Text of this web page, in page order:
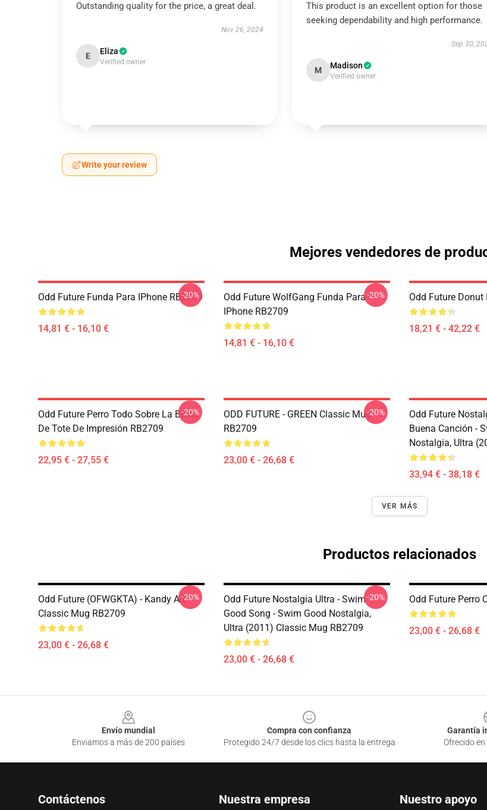
Outstanding quality for the price, a great deal.
Nov 26, 2024
E Eliza
Verified owner
This product is an excellent option for those
seeking dependability and high performance.
Sep 30,
M Madison
Verified owner
Write your review
Mejores vendedores de
Odd Future Funda Para IPhone RB2709
14,81 € - 16,10 €
-20%
Odd Future WolfGang Funda Para
IPhone RB2709
14,81 € - 16,10 €
-20% Odd Future Donut
18,21 € - 42,22 €
Odd Future Perro Todo Sobre La Bolsa
De Tote De Impresión RB2709
22,95 € - 27,55 €
-20%
ODD FUTURE - GREEN Classic Mug
RB2709
23,00 € - 26,68 €
-20%
Odd Future
Buena Canción -
Nostalgia, Ultra
33,94 € - 38,18 €
VER MÁS
Productos relacionados
Odd Future (OFWGKTA) - Kandy Art
Classic Mug RB2709
23,00 € - 26,68 €
-20%
Odd Future Nostalgia Ultra - Swim
Good Song - Swim Good Nostalgia,
Ultra (2011) Classic Mug RB2709
23,00 € - 26,68 €
-20% Odd Future Perro
23,00 € - 26,68 €
Envío mundial
Enviamos a más de 200 países
Compra con confianza
Protegido 24/7 desde los clics hasta la entrega
Garantía
Ofrecido
Contáctenos Nuestra empresa Nuestro apoyo